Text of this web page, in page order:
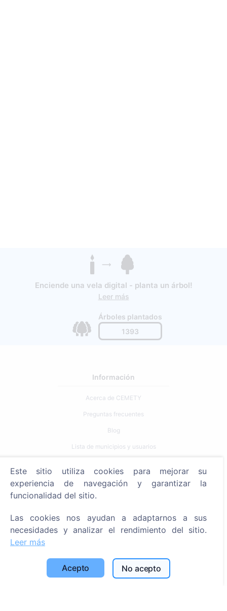
Enciende una vela digital - planta un árbol!
Leer más
Árboles plantados
1393
Información
Acerca de CEMETY
Preguntas frecuentes
Blog
Lista de municipios y usuarios
Política de pagos
Configuración de cookies
Búsqueda
Servicios
Este sitio utiliza cookies para mejorar su
experiencia de navegación y garantizar la
funcionalidad del sitio.
Las cookies nos ayudan a adaptarnos a sus
necesidades y analizar el rendimiento del sitio.
Leer más
Acepto No acepto